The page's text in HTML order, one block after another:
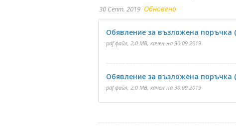
30 Септ. 2019 Обновено
Обявление за възложена поръчка
pdf файл, 2,0 MB, качен на 30.09.2019
Обявление за възложена поръчка
pdf файл, 2,0 MB, качен на 30.09.2019